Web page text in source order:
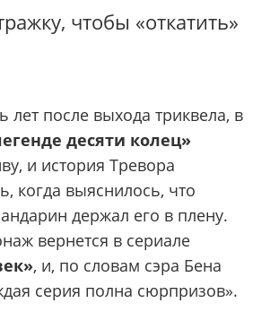
чтобы «откатить»
лет после выхода триквела, в
десяти колец»
и история Тревора
когда выяснилось, что
держал его в плену.
вернется в сериале
, и, по словам сэра Бена
серия полна сюрпризов».